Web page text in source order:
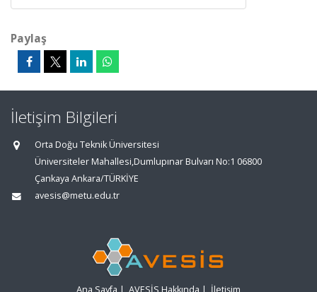
Paylaş
İletişim Bilgileri
Orta Doğu Teknik Üniversitesi
Üniversiteler Mahallesi,Dumlupınar Bulvarı No:1 06800
Çankaya Ankara/TÜRKİYE
avesis@metu.edu.tr
Ana Sayfa | AVESİS Hakkında | İletişim